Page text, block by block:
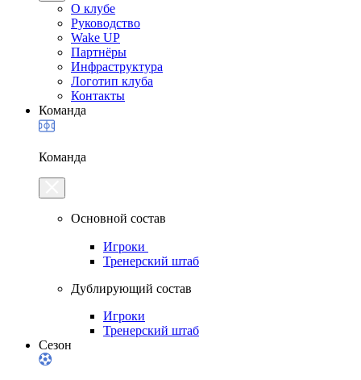
О клубе
Руководство
Wake UP
Партнёры
Инфраструктура
Логотип клуба
Контакты
Команда
Команда
Основной состав
Игроки
Тренерский штаб
Дублирующий состав
Игроки
Тренерский штаб
Сезон